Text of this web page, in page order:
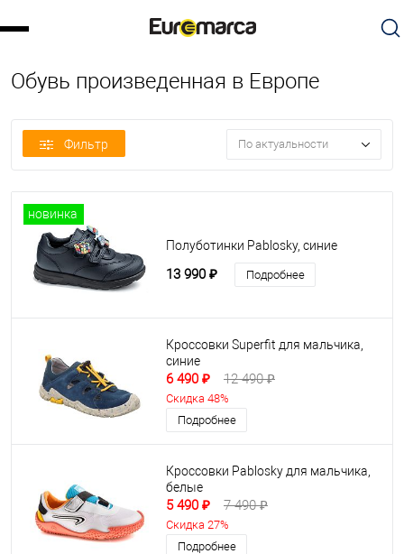
Обувь произведенная в Европе
Фильтр По актуальности
новинка
Полуботинки Pablosky, синие
13 990 ₽ Подробнее
Кроссовки Superfit для мальчика,
синие
6 490 ₽ 12 490 ₽
Скидка 48%
Подробнее
Кроссовки Pablosky для мальчика,
белые
5 490 ₽ 7 490 ₽
Скидка 27%
Подробнее